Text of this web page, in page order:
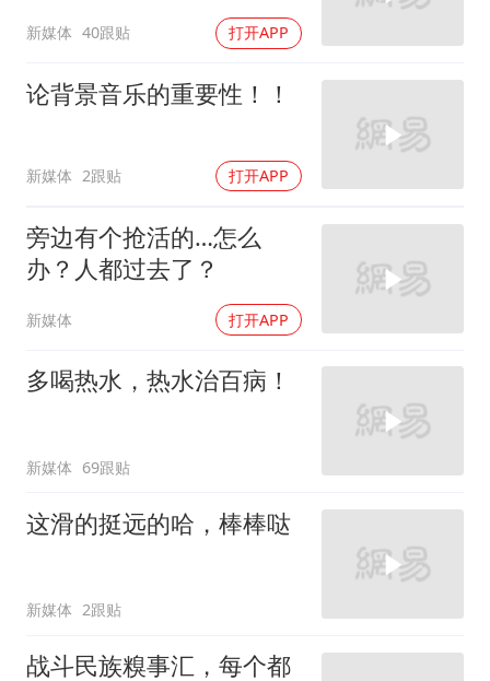
新媒体 40跟贴 打开APP
论背景音乐的重要性！！
新媒体 2跟贴 打开APP
旁边有个抢活的…怎么
办？人都过去了？
新媒体 打开APP
多喝热水，热水治百病！
新媒体 69跟贴
这滑的挺远的哈，棒棒哒
新媒体 2跟贴
战斗民族糗事汇，每个都